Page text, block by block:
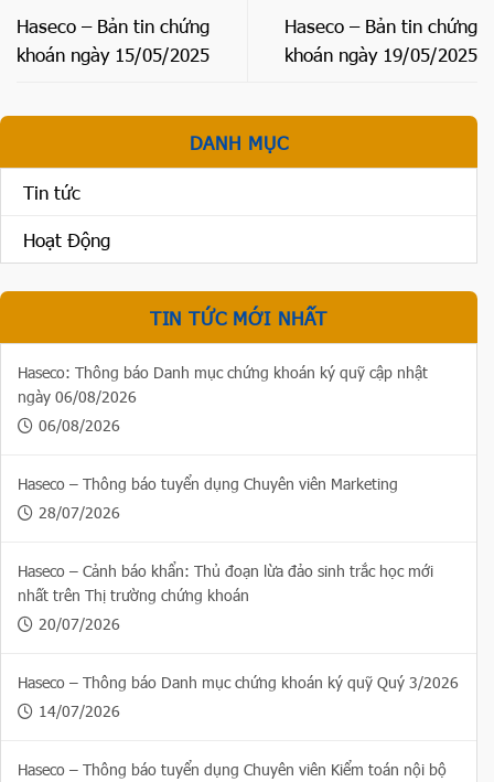
Haseco – Bản tin chứng
khoán ngày 15/05/2025
Haseco – Bản tin chứng
khoán ngày 19/05/2025
DANH MỤC
Tin tức
Hoạt Động
TIN TỨC MỚI NHẤT
Haseco: Thông báo Danh mục chứng khoán ký quỹ cập nhật
ngày 06/08/2026
06/08/2026
Haseco – Thông báo tuyển dụng Chuyên viên Marketing
28/07/2026
Haseco – Cảnh báo khẩn: Thủ đoạn lừa đảo sinh trắc học mới
nhất trên Thị trường chứng khoán
20/07/2026
Haseco – Thông báo Danh mục chứng khoán ký quỹ Quý 3/2026
14/07/2026
Haseco – Thông báo tuyển dụng Chuyên viên Kiểm toán nội bộ